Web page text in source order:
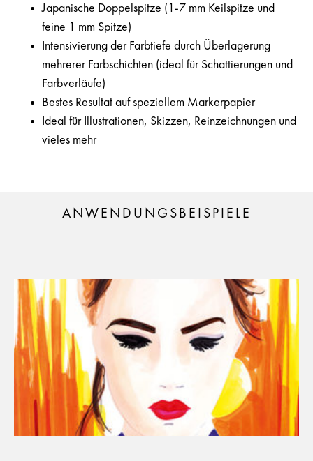
Japanische Doppelspitze (1-7 mm Keilspitze und
feine 1 mm Spitze)
Intensivierung der Farbtiefe durch Überlagerung
mehrerer Farbschichten (ideal für Schattierungen und
Farbverläufe)
Bestes Resultat auf speziellem Markerpapier
Ideal für Illustrationen, Skizzen, Reinzeichnungen und
vieles mehr
ANWENDUNGSBEISPIELE